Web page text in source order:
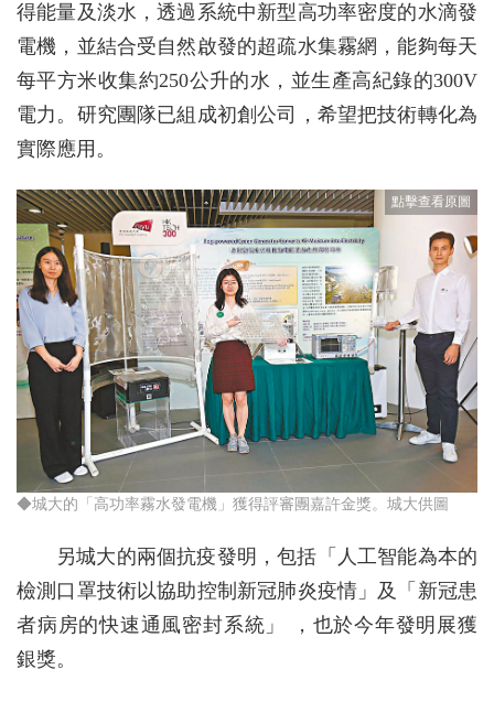
得能量及淡水，透過系統中新型高功率密度的水滴發
電機，並結合受自然啟發的超疏水集霧網，能夠每天
每平方米收集約250公升的水，並生產高紀錄的300V
電力。研究團隊已組成初創公司，希望把技術轉化為
實際應用。
◆城大的「高功率霧水發電機」獲得評審團嘉許金獎。城大供圖
另城大的兩個抗疫發明，包括「人工智能為本的
檢測口罩技術以協助控制新冠肺炎疫情」及「新冠患
者病房的快速通風密封系統」 ，也於今年發明展獲
銀獎。